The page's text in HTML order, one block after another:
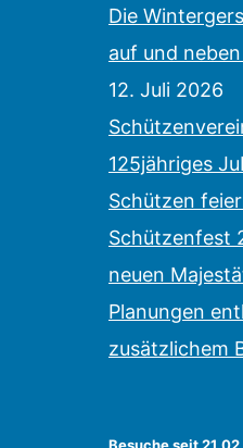
Die
auf und
12. Juli 2026
125jähriges
Schützen
Schützenfest
neuen
Planungen
zusätzlichem